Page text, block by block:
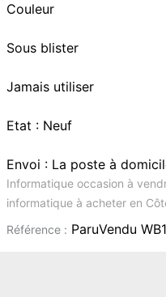
Couleur
Sous blister
Jamais utiliser
Etat : Neuf
Envoi : La poste à
Informatique occasion à
informatique à acheter en
Référence : ParuVendu